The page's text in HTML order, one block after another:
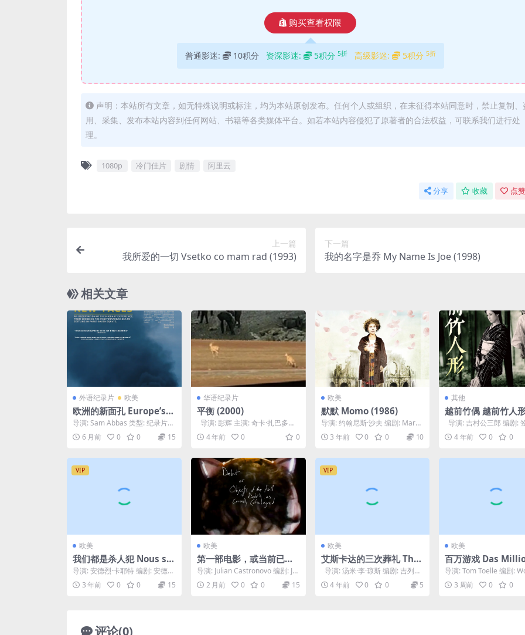
购买查看权限
普通影迷: 10积分 资深影迷: 5积分 5折 高级影迷: 5积分 5折
声明：本站所有文章，如无特殊说明或标注，均为本站原创发布。任何个人或组织，在未征得本站同意时，禁止复制、
用、采集、发布本站内容到任何网站、书籍等各类媒体平台。如若本站内容侵犯了原著者的合法权益，可联系我们进行处
理。
1080p 冷门佳片 剧情 阿里云
分享 收藏 点
上一篇
我所爱的一切 Vsetko co mam rad (1993)
下一篇
我的名字是乔 My Name Is Joe (1998)
相关文章
外语纪录片 欧美
欧洲的新面孔 Europe’s N
ew Faces (2025)
导演: Sam Abbas 类型: 纪录片
制片国家/地区: 法国 / 意大利 ...
6 月前 0 0 15
华语纪录片
平衡 (2000)
导演: 彭辉 主演: 奇卡·扎巴多
杰 / 杨欣 类型: 纪录片 /...
4 年前 0 0
欧美
默默 Momo (1986)
导演: 约翰尼斯·沙夫 编剧: Marce
llo Coscia / 约翰尼斯·沙...
3 年前 0 0 10
其他
越前竹偶 越前竹人
3)
导演: 吉村公三郎 编剧:
三 / 水上勉 主演: 若尾文
4 年前 0 0
VIP
欧美
我们都是杀人犯 Nous so
mmes tous des assassi
ns (1952)
导演: 安德烈·卡耶特 编剧: 安德烈
·卡耶特 / 夏尔·斯巴克 主演: 马塞
尔...3 年前 0 0 15
欧美
第一部电影，或当前已编
目的残片整理 Debut, or,
Objects of the Field of
Debris as Currently Ca
导演: Julian Castronovo 编剧: Jul
ian Castron...
2 月前 0 0 15
VIP
欧美
艾斯卡达的三次葬礼 The
Three Burials of Melqu
iades Estrada (2005)
导演: 汤米·李·琼斯 编剧: 吉列尔
莫·阿里亚加 主演: 汤米·...
4 年前 0 0 5
欧美
百万游戏 Das
spiel (1970)
导演: Tom Toelle 编剧:
g Menge / 罗伯特·...
3 周前 0 0
评论(0)